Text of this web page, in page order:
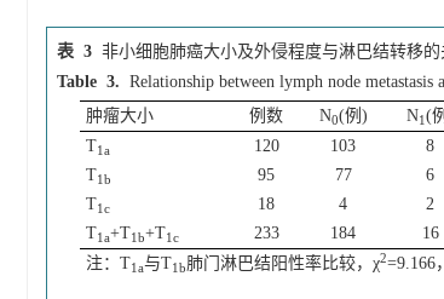
表 3 非小细胞肺癌大小及外侵程度与淋巴结转移的
Table 3. Relationship between lymph node
肿瘤大小
例数 N0(例) N1 (
T1a 120 103 8
T1b 95 77 6
T1c 18 4 2
T1a+T1b+T1c 233 184 16
注：T1a与T1b肺门淋巴结阳性率比较，χ2=9.166，